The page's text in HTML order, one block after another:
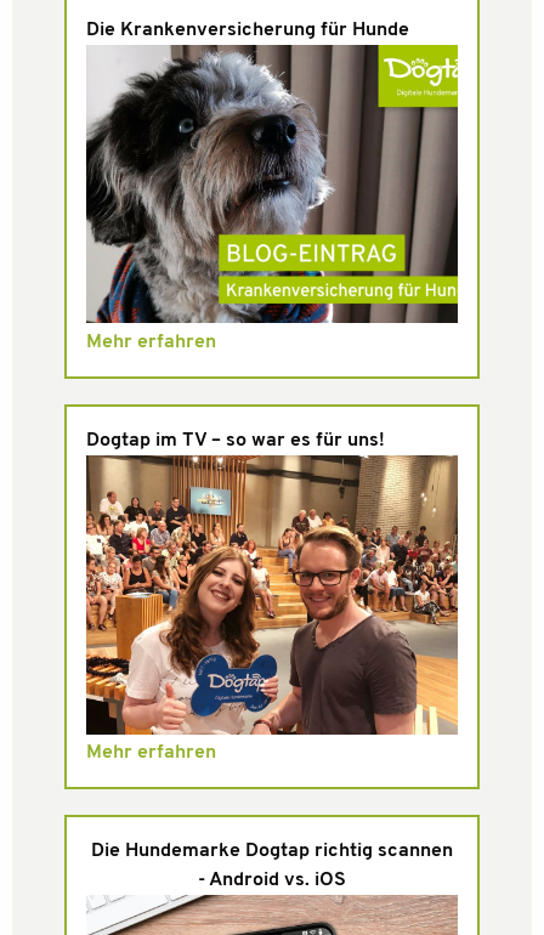
Die Krankenversicherung für Hunde
Mehr erfahren
Dogtap im TV – so war es für uns!
Mehr erfahren
Die Hundemarke Dogtap richtig scannen
- Android vs. iOS